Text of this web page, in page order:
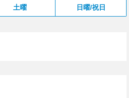
土曜 日曜/祝日